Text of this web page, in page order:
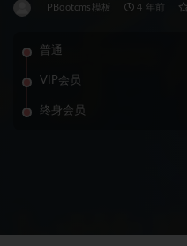
PBootcms模板 4 年前
普通
VIP会员
终身会员